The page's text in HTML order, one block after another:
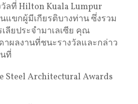
ลที่ Hilton Kuala Lumpur
แขกผู้มีเกียรติบางท่าน ซึ่งรวม
ลียประจำมาเลเซีย คุณ
ผลงานที่ชนะรางวัลและกล่าว
ที่
Steel Architectural Awards